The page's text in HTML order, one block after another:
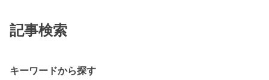
記事検索
キーワードから探す